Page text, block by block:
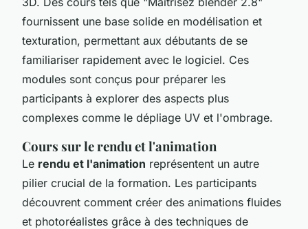
fournissent une base solide en modélisation et
texturation, permettant aux débutants de se
familiariser rapidement avec le logiciel. Ces
modules sont conçus pour préparer les
participants à explorer des aspects plus
complexes comme le dépliage UV et l'ombrage.
Cours sur le rendu et l'animation
Le rendu et l'animation représentent un autre
pilier crucial de la formation. Les participants
découvrent comment créer des animations fluides
et photoréalistes grâce à des techniques de